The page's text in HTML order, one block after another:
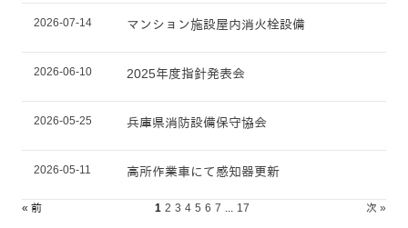
2026-07-14 マンション施設屋内消火栓設備
2026-06-10 2025年度指針発表会
2026-05-25 兵庫県消防設備保守協会
2026-05-11 高所作業車にて感知器更新
« 前 1 2 3 4 5 6 7 ... 17 次 »